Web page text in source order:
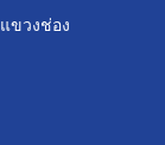
ขวงช่อง